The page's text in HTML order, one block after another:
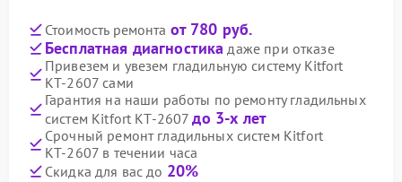
Стоимость ремонта от 780 руб.
Бесплатная диагностика даже при отказе
Привезем и увезем гладильную систему Kitfort
КТ-2607 сами
Гарантия на наши работы по ремонту гладильных
систем Kitfort КТ-2607до 3-х лет
Срочный ремонт гладильных систем Kitfort
КТ-2607 в течении часа
Скидка для вас до 20%